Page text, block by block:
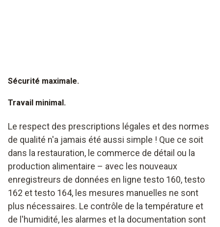
Sécurité maximale.
Travail minimal.
Le respect des prescriptions légales et des normes
de qualité n'a jamais été aussi simple ! Que ce soit
dans la restauration, le commerce de détail ou la
production alimentaire – avec les nouveaux
enregistreurs de données en ligne testo 160, testo
162 et testo 164, les mesures manuelles ne sont
plus nécessaires. Le contrôle de la température et
de l'humidité, les alarmes et la documentation sont